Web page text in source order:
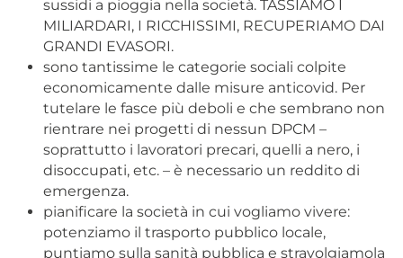
sussidi a pioggia nella società. TASSIAMO I
MILIARDARI, I RICCHISSIMI, RECUPERIAMO DAI
GRANDI EVASORI.
sono tantissime le categorie sociali colpite
economicamente dalle misure anticovid. Per
tutelare le fasce più deboli e che sembrano non
rientrare nei progetti di nessun DPCM –
soprattutto i lavoratori precari, quelli a nero, i
disoccupati, etc. – è necessario un reddito di
emergenza.
pianificare la società in cui vogliamo vivere:
potenziamo il trasporto pubblico locale,
puntiamo sulla sanità pubblica e stravolgiamola